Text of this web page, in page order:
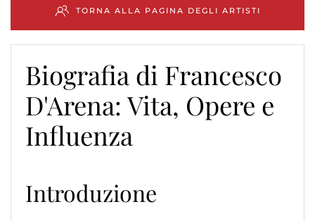
TORNA ALLA PAGINA DEGLI ARTISTI
Biografia di Francesco
D'Arena: Vita, Opere e
Influenza
Introduzione